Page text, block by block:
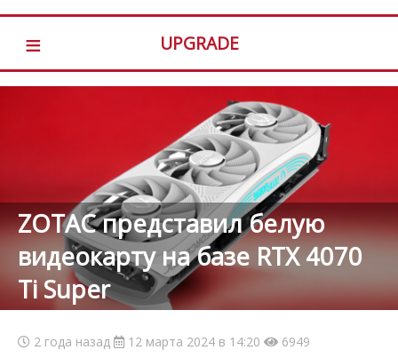
≡ UPGRADE
ZOTAC представил белую
видеокарту на базе RTX 4070
Ti Super
2 года назад 12 марта 2024 в 14:20 6949